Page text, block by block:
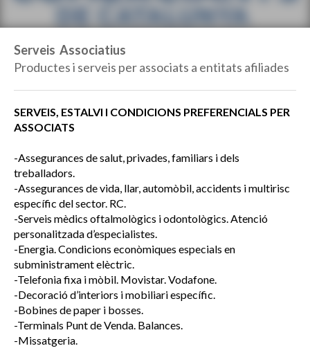
Serveis Associatius
Productes i serveis per associats a entitats afiliades
SERVEIS, ESTALVI I CONDICIONS PREFERENCIALS PER
ASSOCIATS
-Assegurances de salut, privades, familiars i dels
treballadors.
-Assegurances de vida, llar, automòbil, accidents i multirisc
específic del sector. RC.
-Serveis mèdics oftalmològics i odontològics. Atenció
personalitzada d’especialistes.
-Energia. Condicions econòmiques especials en
subministrament elèctric.
-Telefonia fixa i mòbil. Movistar. Vodafone.
-Decoració d’interiors i mobiliari específic.
-Bobines de paper i bosses.
-Terminals Punt de Venda. Balances.
-Missatgeria.